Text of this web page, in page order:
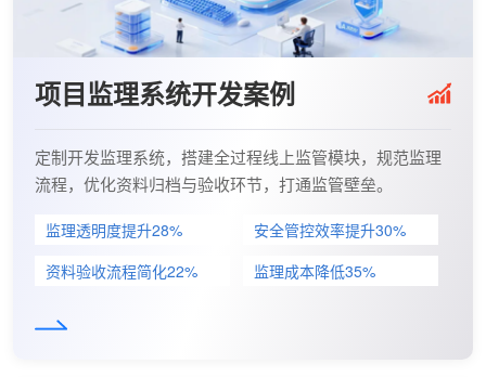
项目监理系统开发案例
定制开发监理系统，搭建全过程线上监管模块，规范监理
流程，优化资料归档与验收环节，打通监管壁垒。
监理透明度提升28%
安全管控效率提升30%
资料验收流程简化22%
监理成本降低35%